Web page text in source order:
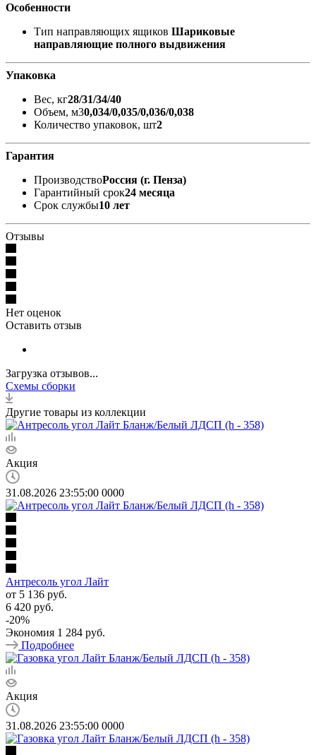
Особенности
Тип направляющих ящиков Шариковые
направляющие полного выдвижения
Упаковка
Вес, кг28/31/34/40
Объем, м30,034/0,035/0,036/0,038
Количество упаковок, шт2
Гарантия
ПроизводствоРоссия (г. Пенза)
Гарантийный срок24 месяца
Срок службы10 лет
Отзывы
Нет оценок
Оставить отзыв
Загрузка отзывов...
Схемы сборки
Другие товары из коллекции
Акция
31.08.2026 23:55:00 0000
Антресоль угол Лайт
от 5 136 руб.
6 420 руб.
-20%
Экономия 1 284 руб.
Подробнее
Акция
31.08.2026 23:55:00 0000